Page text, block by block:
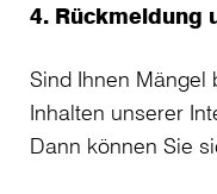
4. Rückmeldung
Sind Ihnen Mängel
Inhalten unserer
Dann können Sie